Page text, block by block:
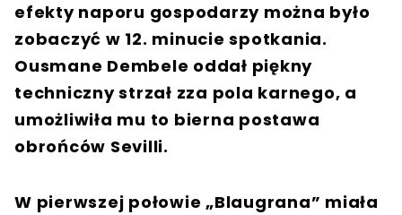
efekty naporu gospodarzy można było
zobaczyć w 12. minucie spotkania.
Ousmane Dembele oddał piękny
techniczny strzał zza pola karnego, a
umożliwiła mu to bierna postawa
obrońców Sevilli.
W pierwszej połowie „Blaugrana” miała